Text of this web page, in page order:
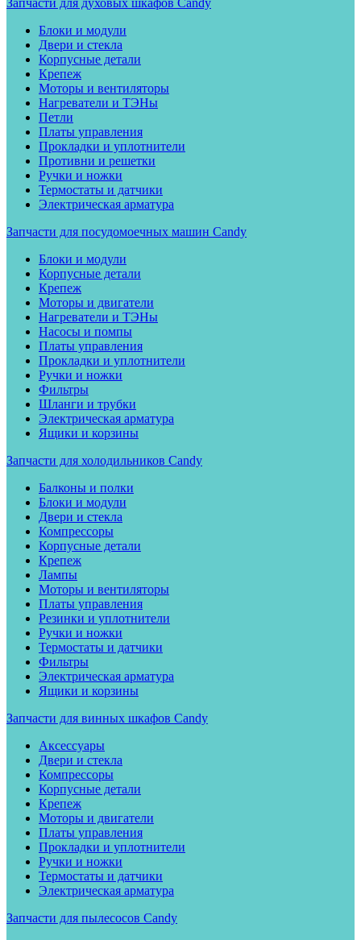
Запчасти для духовых шкафов Candy
Блоки и модули
Двери и стекла
Корпусные детали
Крепеж
Моторы и вентиляторы
Нагреватели и ТЭНы
Петли
Платы управления
Прокладки и уплотнители
Противни и решетки
Ручки и ножки
Термостаты и датчики
Электрическая арматура
Запчасти для посудомоечных машин Candy
Блоки и модули
Корпусные детали
Крепеж
Моторы и двигатели
Нагреватели и ТЭНы
Насосы и помпы
Платы управления
Прокладки и уплотнители
Ручки и ножки
Фильтры
Шланги и трубки
Электрическая арматура
Ящики и корзины
Запчасти для холодильников Candy
Балконы и полки
Блоки и модули
Двери и стекла
Компрессоры
Корпусные детали
Крепеж
Лампы
Моторы и вентиляторы
Платы управления
Резинки и уплотнители
Ручки и ножки
Термостаты и датчики
Фильтры
Электрическая арматура
Ящики и корзины
Запчасти для винных шкафов Candy
Аксессуары
Двери и стекла
Компрессоры
Корпусные детали
Крепеж
Моторы и двигатели
Платы управления
Прокладки и уплотнители
Ручки и ножки
Термостаты и датчики
Электрическая арматура
Запчасти для пылесосов Candy